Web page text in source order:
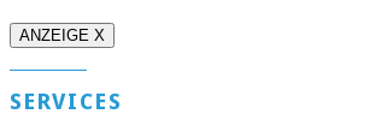
ANZEIGE X
SERVICES